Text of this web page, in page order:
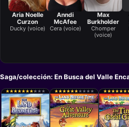
Aria Noelle
Curzon
Ducky (voice)
Anndi
McAfee
Cera (voice)
Max
Burkholder
Chomper
(voice)
Saga/colección: En Busca del Valle
★
★★
★★
★★
★★
★★
★★
★★
★ ★
★ ★
★ ★
★★
★★
★★
★★
★★
★★
★ ★
★ ★
★ ★
★ ★
★★
★★
★★
★★
★★
★